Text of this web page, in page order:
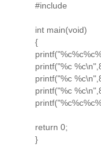
#include
int main(void)
{
printf("%c
printf("%c
printf("%c
return 0;
}